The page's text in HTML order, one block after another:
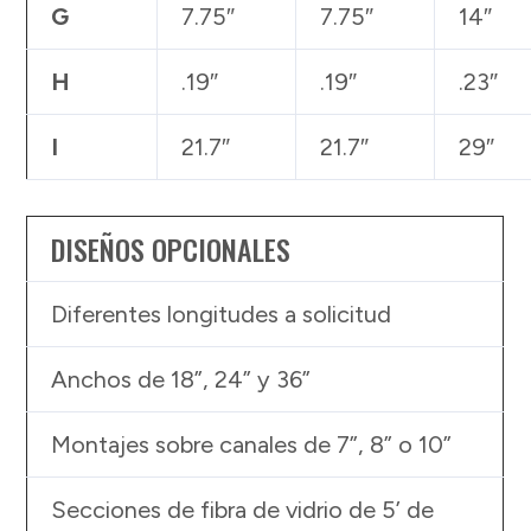
G 7.75″ 7.75″ 14″
H .19″ .19″ .23″
I 21.7″ 21.7″ 29″
DISEÑOS OPCIONALES
Diferentes longitudes a solicitud
Anchos de 18”, 24” y 36”
Montajes sobre canales de 7”, 8” o 10”
Secciones de fibra de vidrio de 5’ de